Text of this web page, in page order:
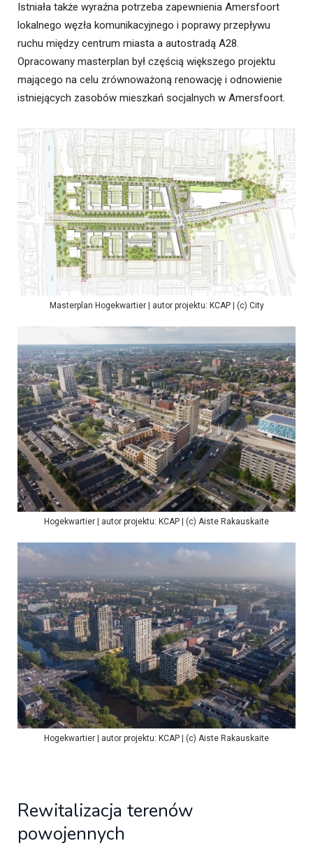
Istniała także wyraźna potrzeba zapewnienia Amersfoort
lokalnego węzła komunikacyjnego i poprawy przepływu
ruchu między centrum miasta a autostradą A28.
Opracowany masterplan był częścią większego projektu
mającego na celu zrównoważoną renowację i odnowienie
istniejących zasobów mieszkań socjalnych w Amersfoort.
Masterplan Hogekwartier | autor projektu: KCAP | (c) City
Hogekwartier | autor projektu: KCAP | (c) Aiste Rakauskaite
Hogekwartier | autor projektu: KCAP | (c) Aiste Rakauskaite
Rewitalizacja terenów
powojennych